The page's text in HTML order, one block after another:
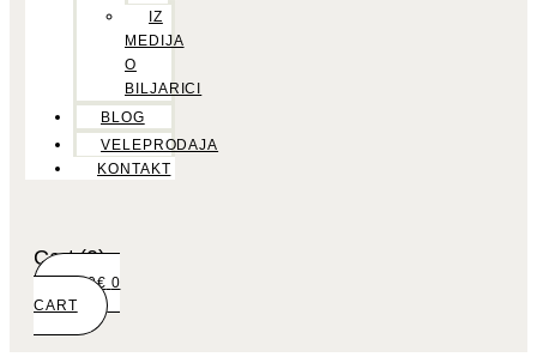
IZ
MEDIJA
O
BILJARICI
BLOG
VELEPRODAJA
KONTAKT
Cart (0)
0,00€ 0
CART